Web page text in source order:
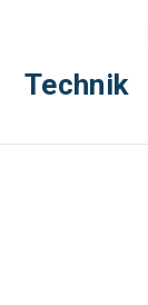
Technik